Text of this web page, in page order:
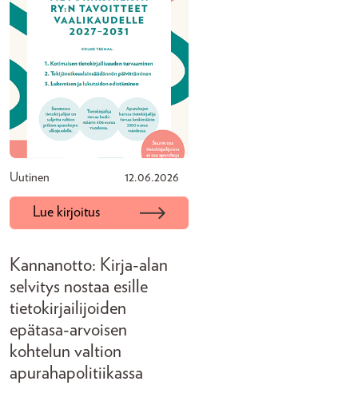
Uutinen 12.06.2026
Lue kirjoitus
Kannanotto: Kirja-alan
selvitys nostaa esille
tietokirjailijoiden
epätasa-arvoisen
kohtelun valtion
apurahapolitiikassa